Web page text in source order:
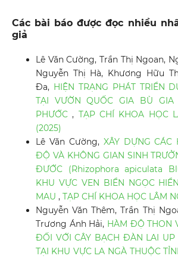
Các bài báo được đọc nhiều
giả
Lê Văn Cường, Trần Thị Ngoan,
Nguyễn Thị Hà, Khương Hữu
Đa, HIỆN TRẠNG PHÁT TRIỂN
TẠI VƯỜN QUỐC GIA BÙ GIA
PHƯỚC, TẠP CHÍ KHOA HỌC
(2025)
Lê Văn Cường, XÂY DỰNG CÁC
ĐỘ VÀ KHÔNG GIAN SINH
ĐƯỚC (Rhizophora apiculata
KHU VỰC VEN BIỂN NGỌC
MAU , TẠP CHÍ KHOA HỌC LÂM
Nguyễn Văn Thêm, Trần Thị
Trương Ánh Hải, HÀM ĐỘ THON
ĐỐI VỚI CÂY BẠCH ĐÀN LAI
TẠI KHU VỰC LA NGÀ THUỘC